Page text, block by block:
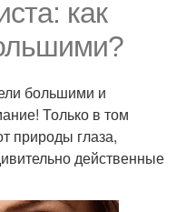
как
большими и
Только в том
природы глаза,
действенные